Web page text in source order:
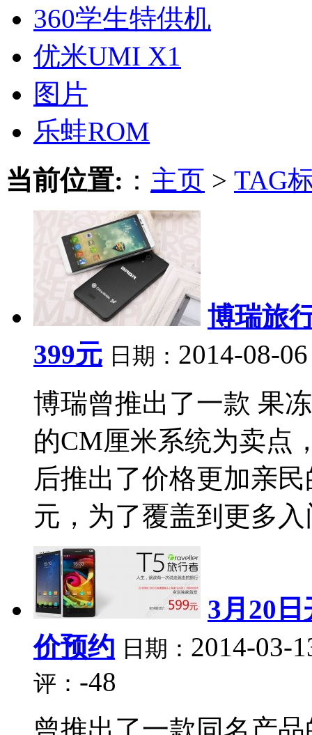
360学生特供机
优米UMI X1
图片
乐蛙ROM
当前位置: ： 主页 > TAG
博瑞旅
399元 日期： 2014-08-
博瑞曾推出了一款 果
的CM厘米系统为卖点
后推出了价格更加亲
元，为了覆盖到更多
3月20
价预约 日期： 2014-03-
评： -48